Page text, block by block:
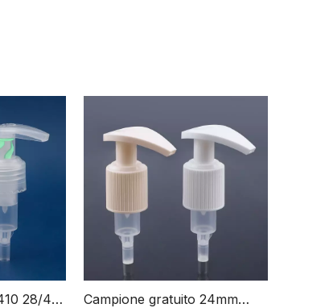
28/415
Campione gratuito 24mm